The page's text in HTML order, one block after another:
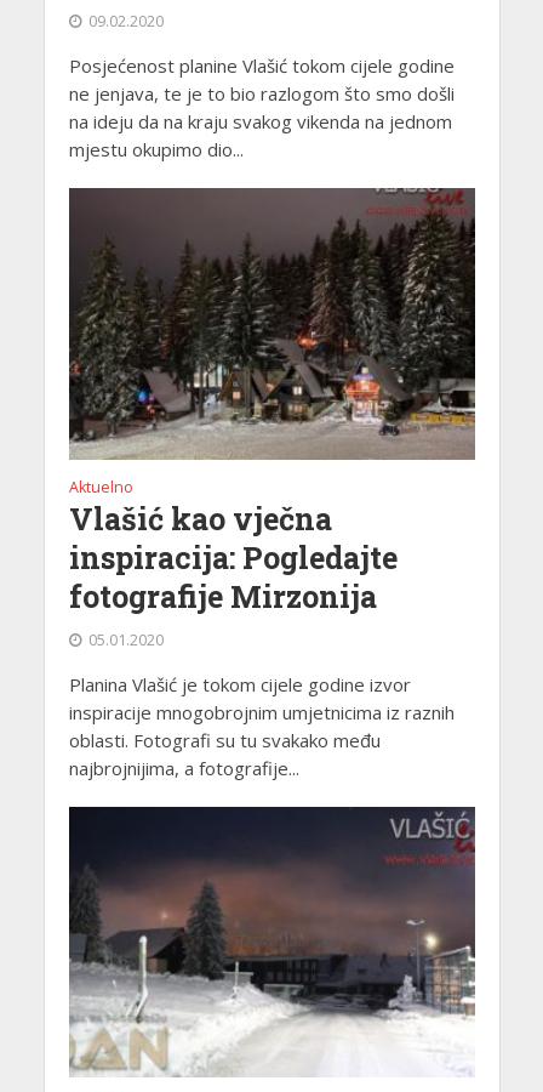
09.02.2020
Posjećenost planine Vlašić tokom cijele godine
ne jenjava, te je to bio razlogom što smo došli
na ideju da na kraju svakog vikenda na jednom
mjestu okupimo dio...
Aktuelno
Vlašić kao vječna
inspiracija: Pogledajte
fotografije Mirzonija
05.01.2020
Planina Vlašić je tokom cijele godine izvor
inspiracije mnogobrojnim umjetnicima iz raznih
oblasti. Fotografi su tu svakako među
najbrojnijima, a fotografije...